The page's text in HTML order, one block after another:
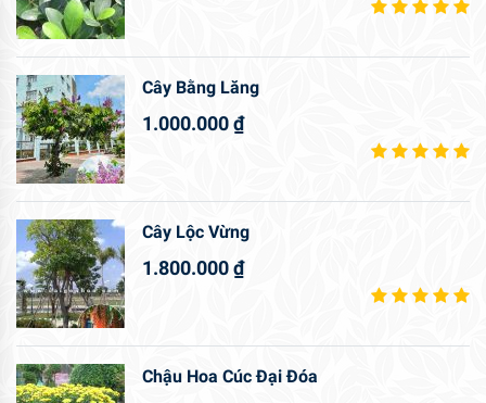
Cây Bằng Lăng
1.000.000₫
Cây Lộc Vừng
1.800.000₫
Chậu Hoa Cúc Đại Đóa